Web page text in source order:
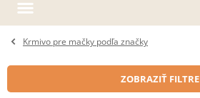
Krmivo pre mačky podľa značky
ZOBRAZIŤ FILTRE